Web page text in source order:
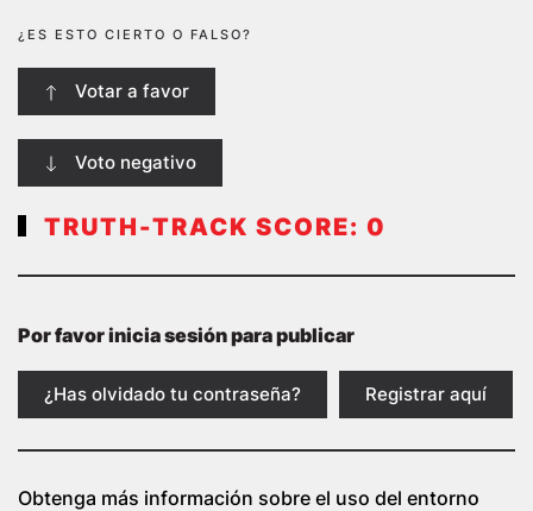
¿ES ESTO CIERTO O FALSO?
Votar a favor
Voto negativo
TRUTH-TRACK SCORE: 0
Por favor inicia sesión para publicar
¿Has olvidado tu contraseña? Registrar aquí
Obtenga más información sobre el uso del entorno